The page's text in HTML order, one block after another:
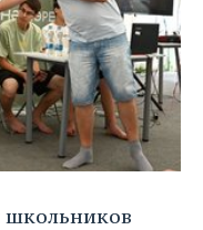
школьников